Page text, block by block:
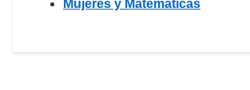
Mujeres y Matemáticas